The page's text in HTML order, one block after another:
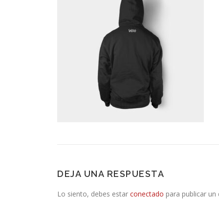
DEJA UNA RESPUESTA
Lo siento, debes estar conectado para publicar un